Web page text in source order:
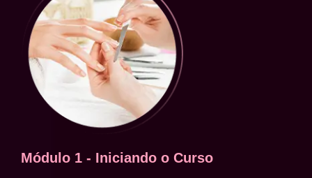
Módulo 1 - Iniciando o Curso